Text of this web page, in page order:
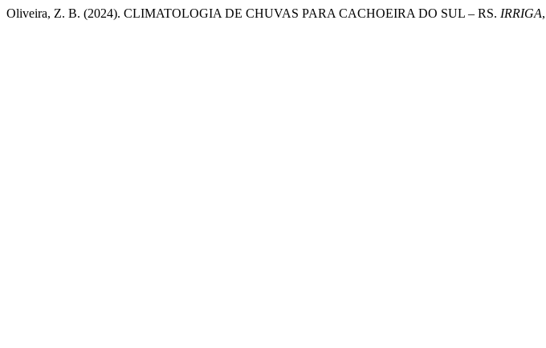
Oliveira, Z. B. (2024). CLIMATOLOGIA DE CHUVAS PARA CACHOEIRA DO SUL – RS. IRRIGA,